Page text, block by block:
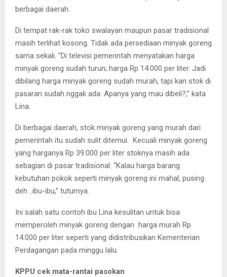
berbagai daerah.
Di tempat rak-rak toko swalayan maupun pasar tradisional
masih terlihat kosong. Tidak ada persediaan minyak goreng
sama sekali. “Di televisi pemerintah menyatakan harga
minyak goreng sudah turun; harga Rp 14.000 per liter. Jadi
dibilang harga minyak goreng sudah murah, tapi kan stok di
pasaran sudah nggak ada. Apanya yang mau dibeli?,” kata
Lina.
Di berbagai daerah, stok minyak goreng yang murah dari
pemerintah itu sudah sulit ditemui. Kecuali minyak goreng
yang harganya Rp 39.000 per liter stoknya masih ada
sebagian di pasar tradisional. “Kalau harga barang
kebutuhan pokok seperti minyak goreng ini mahal, pusing
deh ..ibu-ibu,” tuturnya.
Ini salah satu contoh ibu Lina kesulitan untuk bisa
memperoleh minyak goreng dengan harga murah Rp
14.000 per liter seperti yang didistribusikan Kementerian
Perdagangan pada minggu lalu.
KPPU cek mata-rantai pasokan